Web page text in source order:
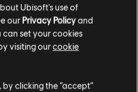
Ubisoft's use of
our Privacy Policyand
can set your cookies
visiting ourcookie
clicking the “accept”